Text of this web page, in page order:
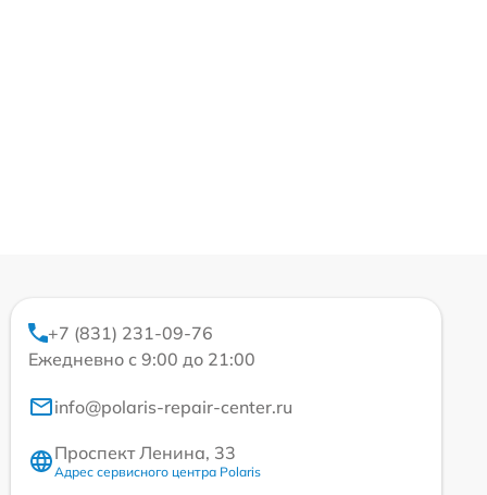
+7 (831) 231-09-76
Ежедневно с 9:00 до 21:00
info@polaris-repair-center.ru
Проспект Ленина, 33
Адрес сервисного центра Polaris